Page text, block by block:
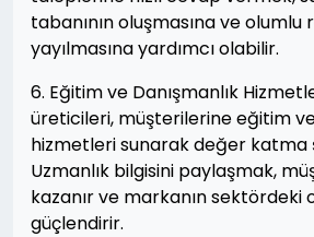
tabanının oluşmasına ve olumlu
yayılmasına yardımcı olabilir.
6. Eğitim ve Danışmanlık
üreticileri, müşterilerine eğitim ve
hizmetleri sunarak değer katma
Uzmanlık bilgisini paylaşmak,
kazanır ve markanın
güçlendirir.